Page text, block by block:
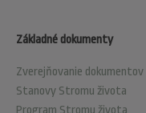
Základné dokumenty
Zverejňovanie dokumentov
Stanovy Stromu života
Program Stromu života